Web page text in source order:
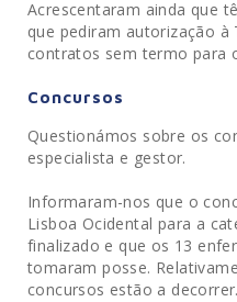
Acrescentaram ainda que
que pediram autorização à
contratos sem termo para
Concursos
Questionámos sobre os
especialista e gestor.
Informaram-nos que o
Lisboa Ocidental para a
finalizado e que os 13
tomaram posse.
concursos estão a decorrer.